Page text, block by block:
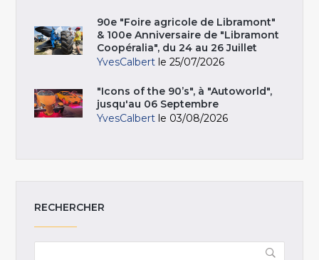
90e "Foire agricole de Libramont"
& 100e Anniversaire de "Libramont
Coopéralia", du 24 au 26 Juillet
YvesCalbert le 25/07/2026
"Icons of the 90’s", à "Autoworld",
jusqu'au 06 Septembre
YvesCalbert le 03/08/2026
RECHERCHER